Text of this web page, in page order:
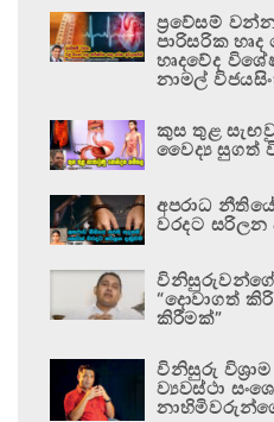
ප්‍රවේසම්
පාරිසරික
හෘදවේද
නාමල්
කුස තුළ
වෛද්‍ය සුගත්
අපරාධ
වරදට සරිලන
විනිසුරුවන්ගේ
“දොවාගත්
කිරීමක්”
විනිසුරු
ව්‍යවස්ථා